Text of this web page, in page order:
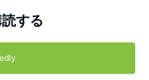
する